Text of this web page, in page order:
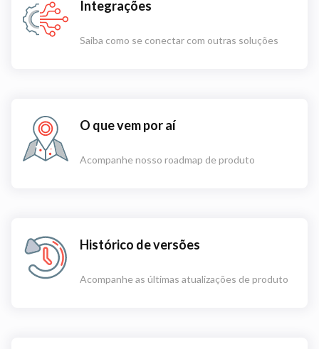
Integrações
Saiba como se conectar com outras soluções
O que vem por aí
Acompanhe nosso roadmap de produto
Histórico de versões
Acompanhe as últimas atualizações de produto